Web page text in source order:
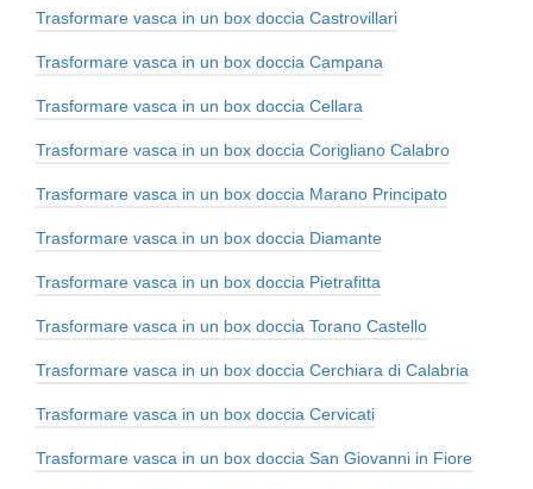
Trasformare vasca in un box doccia Castrovillari
Trasformare vasca in un box doccia Campana
Trasformare vasca in un box doccia Cellara
Trasformare vasca in un box doccia Corigliano Calabro
Trasformare vasca in un box doccia Marano Principato
Trasformare vasca in un box doccia Diamante
Trasformare vasca in un box doccia Pietrafitta
Trasformare vasca in un box doccia Torano Castello
Trasformare vasca in un box doccia Cerchiara di Calabria
Trasformare vasca in un box doccia Cervicati
Trasformare vasca in un box doccia San Giovanni in Fiore